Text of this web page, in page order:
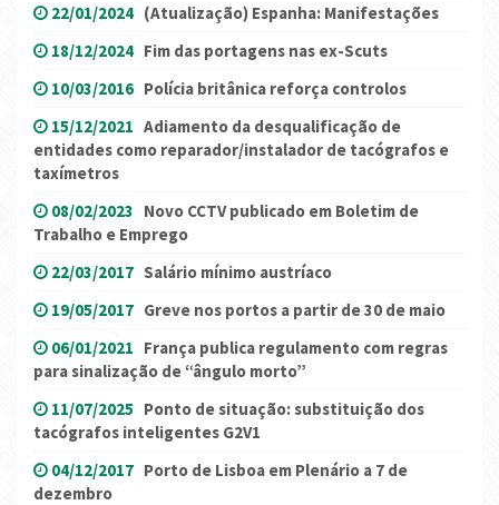
22/01/2024 (Atualização) Espanha: Manifestações
18/12/2024 Fim das portagens nas ex-Scuts
10/03/2016 Polícia britânica reforça controlos
15/12/2021 Adiamento da desqualificação de
entidades como reparador/instalador de tacógrafos e
taxímetros
08/02/2023 Novo CCTV publicado em Boletim de
Trabalho e Emprego
22/03/2017 Salário mínimo austríaco
19/05/2017 Greve nos portos a partir de 30 de maio
06/01/2021 França publica regulamento com regras
para sinalização de “ângulo morto”
11/07/2025 Ponto de situação: substituição dos
tacógrafos inteligentes G2V1
04/12/2017 Porto de Lisboa em Plenário a 7 de
dezembro